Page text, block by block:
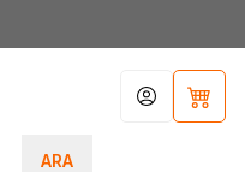
ARA
Hesabım